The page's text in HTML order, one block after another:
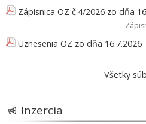
Zápisnica OZ č.4/2026 zo dňa
Uznesenia OZ zo dňa 16.7.2026
Všetky
Inzercia